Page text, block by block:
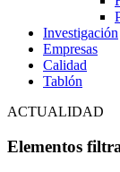
Investigación
Empresas
Calidad
Tablón
ACTUALIDAD
Elementos